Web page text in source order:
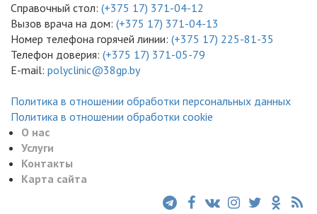
Справочный стол: (+375 17) 371-04-12
Вызов врача на дом: (+375 17) 371-04-13
Номер телефона горячей линии: (+375 17) 225-81-35
Телефон доверия: (+375 17) 371-05-79
E-mail: polyclinic@38gp.by
Политика в отношении обработки персональных данных
Политика в отношении обработки cookie
О нас
Услуги
Контакты
Карта сайта